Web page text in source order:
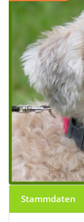
Stammdaten